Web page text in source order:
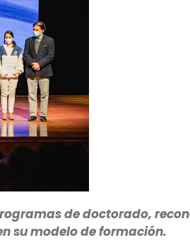
de doctorado,
su modelo de formación.